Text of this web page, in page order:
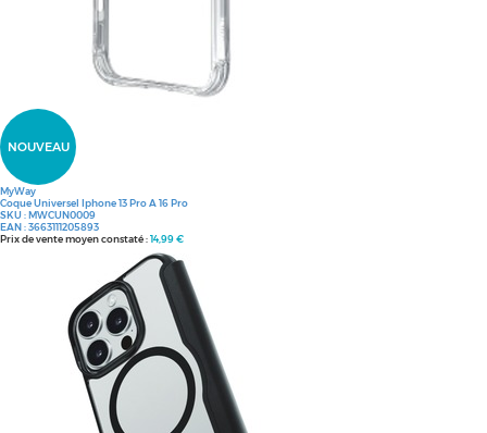
NOUVEAU
MyWay
Coque Universel Iphone 13 Pro A 16 Pro
SKU :MWCUN0009
EAN :3663111205893
Prix de vente moyen constaté :14,99 €